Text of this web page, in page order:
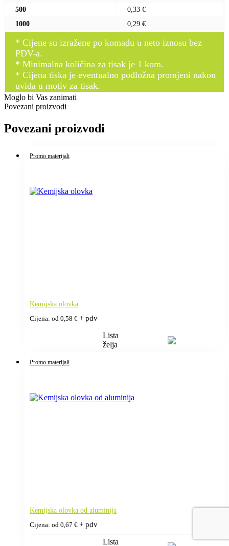
500
0,33 €
1000
0,29 €
* Cijene su izražene po komadu u neto iznosu bez
PDV-a.
* Minimalna količina za tisak je 1 kom.
* Cijena tiska je eventualno podložna promjeni nakon
uvida u motiv za tisak.
Moglo bi Vas zanimati
Povezani proizvodi
Povezani proizvodi
Promo materijali
Kemijska olovka
Cijena: od 0,58 € + pdv
Lista
želja
Promo materijali
Kemijska olovka od aluminija
Cijena: od 0,67 € + pdv
Lista